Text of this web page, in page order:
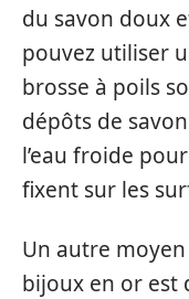
du savon doux
pouvez utiliser
brosse à poils
dépôts de
l’eau froide
fixent sur les
Un autre
bijoux en or est